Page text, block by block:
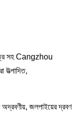
সহ Cangzhou
জলপাইয়ের দ্রবণ